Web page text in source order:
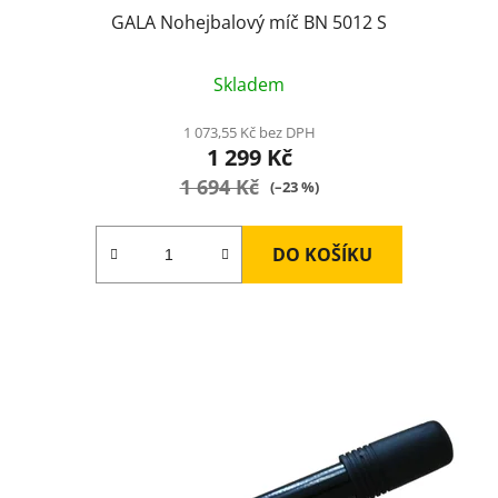
GALA Nohejbalový míč BN 5012 S
hodnocení
produktu
je
5,0
Skladem
1 073,55 Kč bez DPH
1 299 Kč
1 694 Kč (–23 %)
DO KOŠÍKU